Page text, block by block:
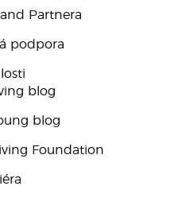
Partnera
podpora
blog
blog
Foundation